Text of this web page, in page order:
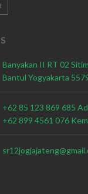
Banyakan II RT 02
Bantul Yogyakarta
+62 85 123 869 685
+62 899 4561 076